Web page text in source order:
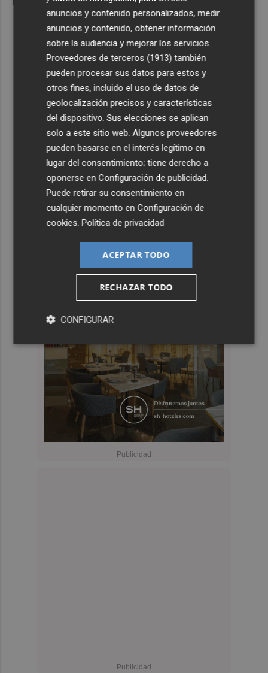
anuncios y contenido personalizados, medir
anuncios y contenido, obtener información
sobre la audiencia y mejorar los servicios.
Proveedores de terceros (1913) también
pueden procesar sus datos para estos y
otros fines, incluido el uso de datos de
geolocalización precisos y características
del dispositivo. Sus elecciones se aplican
solo a este sitio web. Algunos proveedores
pueden basarse en el interés legítimo en
lugar del consentimiento; tiene derecho a
oponerse enConfiguración de publicidad
Puede retirar su consentimiento en
cualquier momento enConfiguración de
cookies .Política de privacidad
ACEPTAR TODO
RECHAZAR TODO
CONFIGURAR